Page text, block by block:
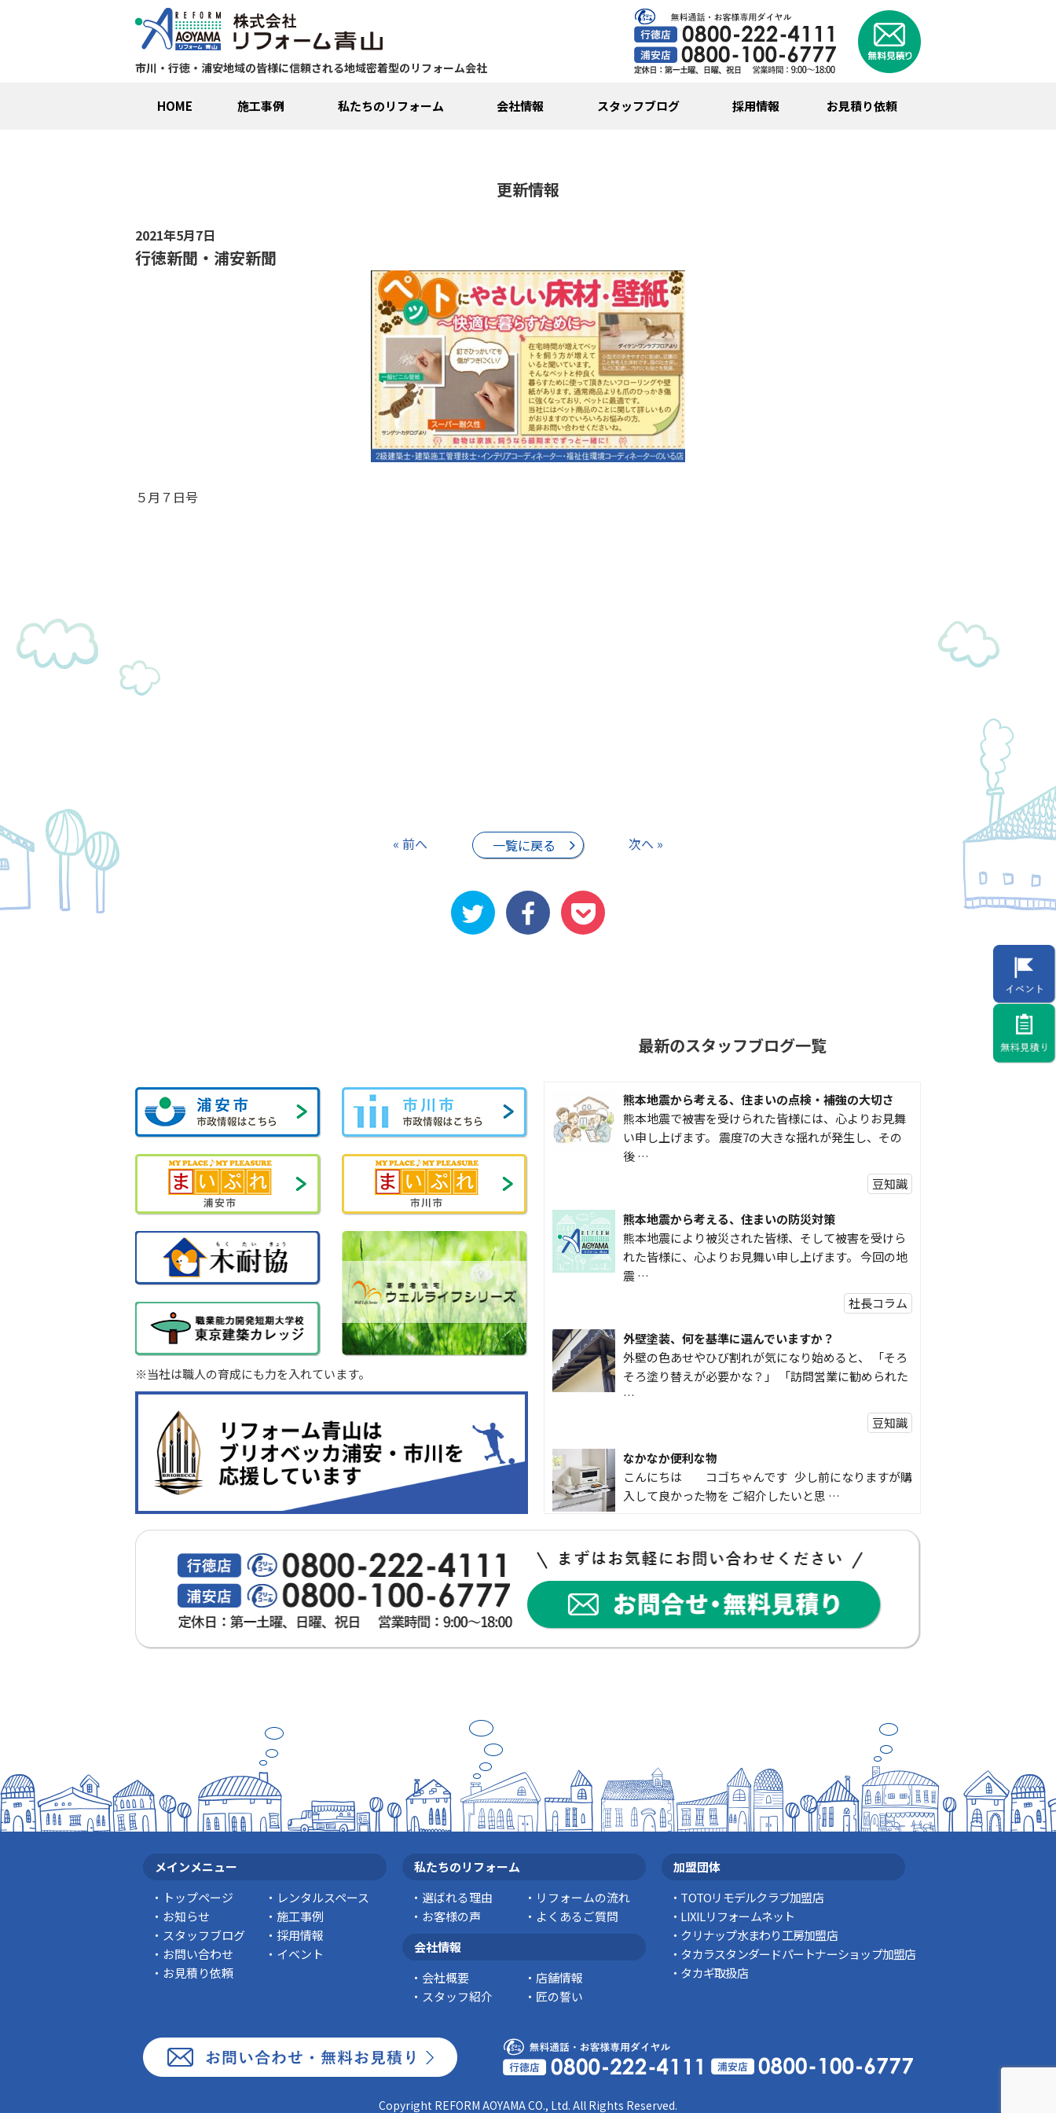
市川・行徳・浦安地域の皆様に信頼される地域密着型のリフォーム会社
HOME 施工事例 私たちのリフォーム 会社情報 スタッフブログ 採用情報 お見積り依頼
更新情報
2021年5月7日
行徳新聞・浦安新聞
５月７日号
« 前へ 一覧に戻る 次へ »
※当社は職人の育成にも力を入れています。
最新のスタッフブログ一覧
熊本地震から考える、住まいの点検・補強の大切さ
熊本地震で被害を受けられた皆様には、心よりお見舞
い申し上げます。 震度7の大きな揺れが発生し、その
後 …
豆知識
熊本地震から考える、住まいの防災対策
熊本地震により被災された皆様、そして被害を受けら
れた皆様に、心よりお見舞い申し上げます。 今回の地
震 …
社長コラム
外壁塗装、何を基準に選んでいますか？
外壁の色あせやひび割れが気になり始めると、 「そろ
そろ塗り替えが必要かな？」 「訪問営業に勧められた
…
豆知識
なかなか便利な物
こんにちは コゴちゃんです 少し前になりますが購
入して良かった物を ご紹介したいと思 …
外出中でも安心！Panasonic「外でもドアホン」で防
犯対策を始めませんか？
突然ですが、こんな経験はありませんか？ 外出中に
インターホンが鳴っていた… 宅配便を受 …
メインメニュー
トップページ
レンタルスペース
お知らせ
施工事例
スタッフブログ
採用情報
お問い合わせ
イベント
お見積り依頼
私たちのリフォーム
選ばれる理由
リフォームの流れ
お客様の声
よくあるご質問
会社情報
会社概要
店舗情報
スタッフ紹介
匠の誓い
加盟団体
TOTOリモデルクラブ加盟店
LIXILリフォームネット
クリナップ水まわり工房加盟店
タカラスタンダードパートナーショップ加盟店
タカギ取扱店
Copyright REFORM AOYAMA CO., Ltd. All Rights Reserved.